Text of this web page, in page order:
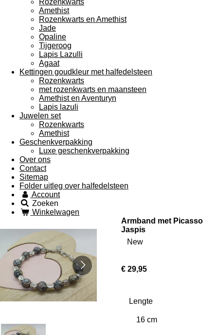
Rozenkwarts
Amethist
Rozenkwarts en Amethist
Jade
Opaline
Tijgeroog
Lapis Lazulli
Agaat
Kettingen goudkleur met halfedelsteen
Rozenkwarts
met rozenkwarts en maansteen
Amethist en Aventuryn
Lapis lazuli
Juwelen set
Rozenkwarts
Amethist
Geschenkverpakking
Luxe geschenkverpakking
Over ons
Contact
Sitemap
Folder uitleg over halfedelsteen
Account
Zoeken
Winkelwagen
Armband met Picasso
Jaspis
New
€ 29,95
Lengte